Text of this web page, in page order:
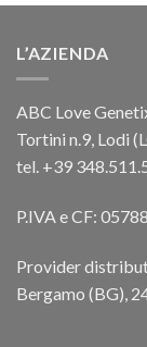
L’AZIENDA
ABC Love
Tortini n.9, Lodi
tel. +39
P.IVA e CF:
Provider
Bergamo (BG),